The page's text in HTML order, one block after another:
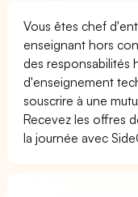
Vous êtes chef
enseignant hors
des responsabilités
d'enseignement
souscrire à une
Recevez les offres
la journée avec